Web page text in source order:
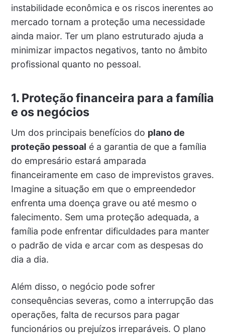
instabilidade econômica e os riscos inerentes ao
mercado tornam a proteção uma necessidade
ainda maior. Ter um plano estruturado ajuda a
minimizar impactos negativos, tanto no âmbito
profissional quanto no pessoal.
1. Proteção financeira para a família
e os negócios
Um dos principais benefícios do plano de
proteção pessoal é a garantia de que a família
do empresário estará amparada
financeiramente em caso de imprevistos graves.
Imagine a situação em que o empreendedor
enfrenta uma doença grave ou até mesmo o
falecimento. Sem uma proteção adequada, a
família pode enfrentar dificuldades para manter
o padrão de vida e arcar com as despesas do
dia a dia.
Além disso, o negócio pode sofrer
consequências severas, como a interrupção das
operações, falta de recursos para pagar
funcionários ou prejuízos irreparáveis. O plano